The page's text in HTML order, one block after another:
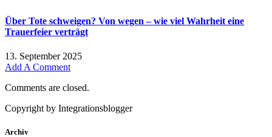
Über Tote schweigen? Von wegen – wie viel Wahrheit eine
Trauerfeier verträgt
13. September 2025
Add A Comment
Comments are closed.
Copyright by Integrationsblogger
Archiv